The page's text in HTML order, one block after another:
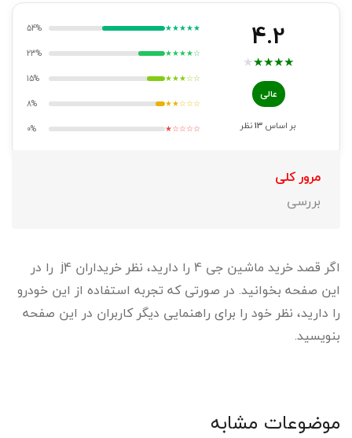
4.2
★
★
★
★
★
عالی
بر اساس 13نظر
★★★★★
54%
★★★★☆
23%
★★★☆☆
15%
★★☆☆☆
8%
★☆☆☆☆
0%
مرور کلی
بررسی
اگر قصد خرید ماشین جی 4 را دارید، نظر خریداران j4 را در
این صفحه بخوانید. در صورتی که تجربه استفاده از این خودرو
را دارید، نظر خود را برای راهنمایی دیگر کاربران در این صفحه
بنویسید.
موضوعات مشابه